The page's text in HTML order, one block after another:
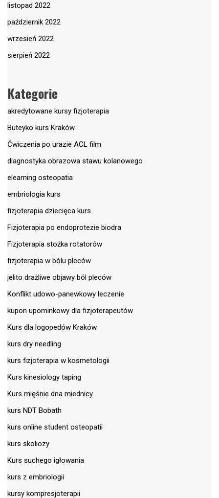
listopad 2022
październik 2022
wrzesień 2022
sierpień 2022
Kategorie
akredytowane kursy fizjoterapia
Buteyko kurs Kraków
Ćwiczenia po urazie ACL film
diagnostyka obrazowa stawu kolanowego
elearning osteopatia
embriologia kurs
fizjoterapia dziecięca kurs
Fizjoterapia po endoprotezie biodra
Fizjoterapia stożka rotatorów
fizjoterapia w bólu pleców
jelito drażliwe objawy ból pleców
Konflikt udowo-panewkowy leczenie
kupon upominkowy dla fizjoterapeutów
Kurs dla logopedów Kraków
kurs dry needling
kurs fizjoterapia w kosmetologii
Kurs kinesiology taping
Kurs mięśnie dna miednicy
kurs NDT Bobath
kurs online student osteopatii
kurs skoliozy
Kurs suchego igłowania
kurs z embriologii
kursy kompresjoterapii